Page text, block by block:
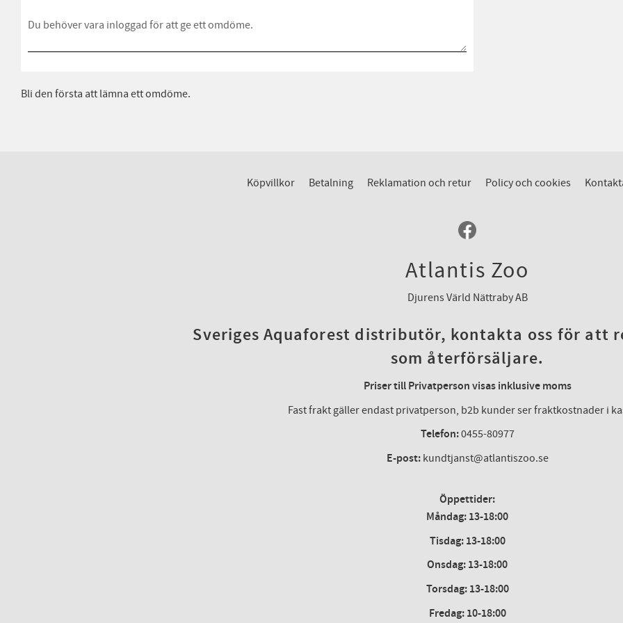
Bli den första att lämna ett omdöme.
Köpvillkor Betalning Reklamation och retur Policy och cookies
Atlantis Zoo
Djurens Värld Nättraby AB
Sveriges Aquaforest distributör, kontakta oss för att
som återförsäljare.
Priser till Privatperson visas inklusive moms
Fast frakt gäller endast privatperson, b2b kunder ser fraktkostnader i
Telefon:0455-80977
E-post:kundtjanst@atlantiszoo.se
Öppettider:
Måndag: 13-18:00
Tisdag: 13-18:00
Onsdag:13-18:00
Torsdag:13-18:00
Fredag:10-18:00